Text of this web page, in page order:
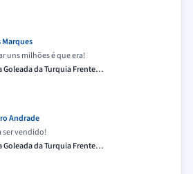
Marques
uns milhões é que era!
Goleada da Turquia Frente…
Andrade
ser vendido!
Goleada da Turquia Frente…